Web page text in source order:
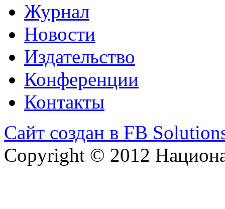
Журнал
Новости
Издательство
Конференции
Контакты
Сайт создан в FB
Copyright © 2012